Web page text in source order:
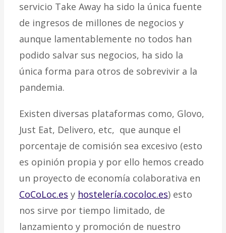
servicio Take Away ha sido la única fuente
de ingresos de millones de negocios y
aunque lamentablemente no todos han
podido salvar sus negocios, ha sido la
única forma para otros de sobrevivir a la
pandemia.
Existen diversas plataformas como, Glovo,
Just Eat, Delivero, etc, que aunque el
porcentaje de comisión sea excesivo (esto
es opinión propia y por ello hemos creado
un proyecto de economía colaborativa en
CoCoLoc.es y hostelería.cocoloc.es) esto
nos sirve por tiempo limitado, de
lanzamiento y promoción de nuestro